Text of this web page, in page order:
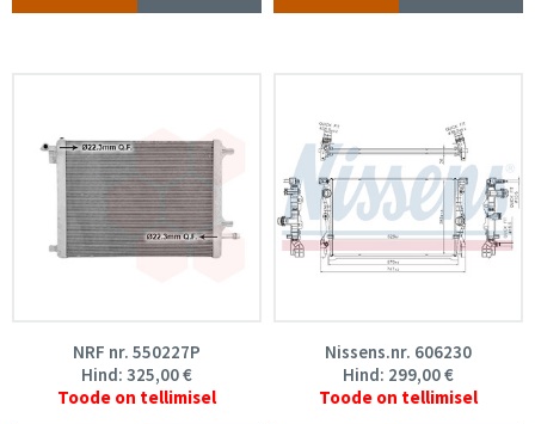
NRF nr. 550227P
Hind: 325,00€
Toode on tellimisel
Nissens.nr. 606230
Hind: 299,00€
Toode on tellimisel